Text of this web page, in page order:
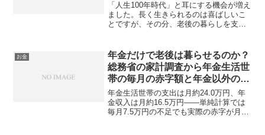
「人生100年時代」と耳にする機会が増え
ました。長く生きられるのは喜ばしいこ
とですが、その分、老後の暮らしを支え
れ、単なる貯蓄ではなく、長生きや物価
上昇のリスクに備える「...
お金
年金だけで老後は暮らせるのか？
総務省の家計調査から年金生活世
帯の毎月の赤字額と年金以外の収
入源の内訳、20年間の貯蓄取り崩
し額をリアルな数字で検証し、今
からできる備えを整理します
年金生活世帯の支出は月約24.0万円、年
金収入は月約16.5万円——単純計算では
毎月7.5万円の不足でも実際の赤字が月約